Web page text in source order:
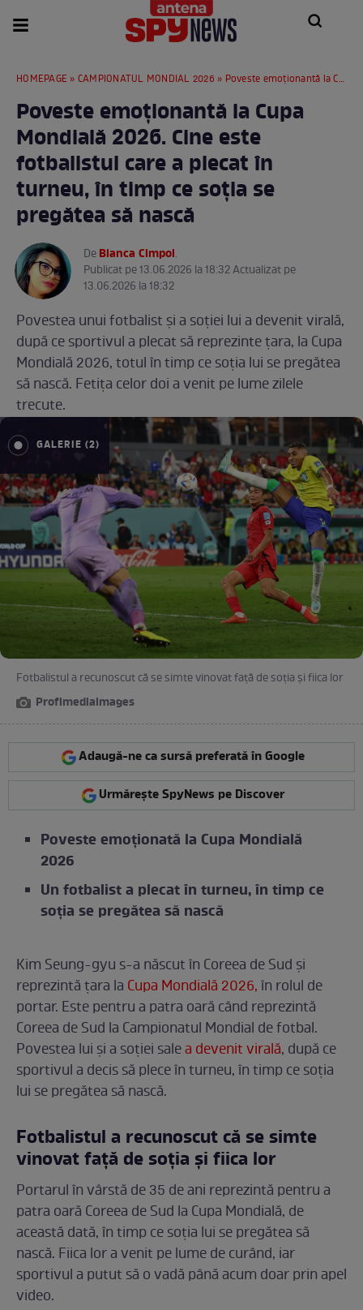
HOMEPAGE » CAMPIONATUL MONDIAL 2026 » Poveste emoționantă la Cupa Mondială 2026. Cine este fotbalistul care a plecat în turneu, în timp ce soția se pregătea să nască
Poveste emoționantă la Cupa
Mondială 2026. Cine este
fotbalistul care a plecat în
turneu, în timp ce soția se
pregătea să nască
DeBianca Cimpoi.
Publicat pe 13.06.2026 la 18:32 Actualizat pe
13.06.2026 la 18:32
Povestea unui fotbalist și a soției lui a devenit virală,
după ce sportivul a plecat să reprezinte țara, la Cupa
Mondială 2026, totul în timp ce soția lui se pregătea
să nască. Fetița celor doi a venit pe lume zilele
trecute.
GALERIE (2)
Fotbalistul a recunoscut că se simte vinovat față de soția și fiica lor
Profimediaimages
Adaugă-ne ca sursă preferată în Google
Urmărește SpyNews pe Discover
Poveste emoționată la Cupa Mondială
2026
Un fotbalist a plecat în turneu, în timp ce
soția se pregătea să nască
Kim Seung-gyu s-a născut în Coreea de Sud și
reprezintă țara la Cupa Mondială 2026,în rolul de
portar. Este pentru a patra oară când reprezintă
Coreea de Sud la Campionatul Mondial de fotbal.
Povestea lui și a soției salea devenit virală, după ce
sportivul a decis să plece în turneu, în timp ce soția
lui se pregătea să nască.
Fotbalistul a recunoscut că se simte
vinovat față de soția și fiica lor
Portarul în vârstă de 35 de ani reprezintă pentru a
patra oară Coreea de Sud la Cupa Mondială, de
această dată, în timp ce soția lui se pregătea să
nască. Fiica lor a venit pe lume de curând, iar
sportivul a putut să o vadă până acum doar prin apel
video.